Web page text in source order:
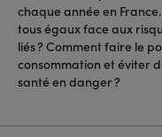
chaque année en
tous égaux face aux
liés ? Comment faire le
consommation et éviter
santé en danger ?